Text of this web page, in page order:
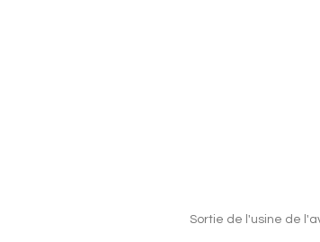
Sortie de l'usine de